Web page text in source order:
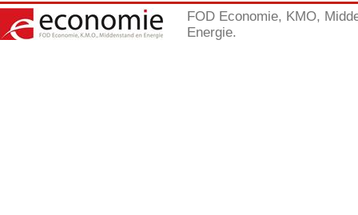
FOD Economie, KMO,
Energie.